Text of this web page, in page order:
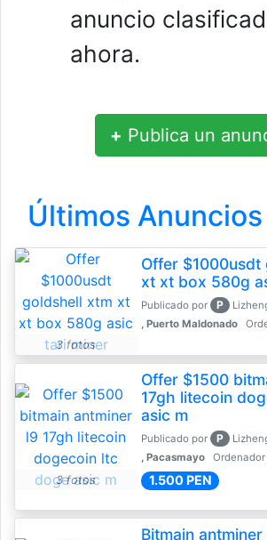
anuncio
ahora.
+ Publica un
Últimos Anuncios
3 fotos
Offer
xt xt box 580g
Publicado por P
, Puerto Maldonado
3 fotos
Offer $1500
17gh litecoin
asic m
Publicado por P
, Pacasmayo
1.500 PEN
Bitmain